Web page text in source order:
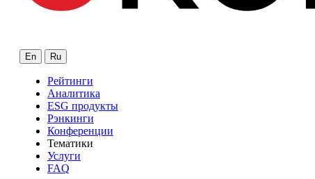
En Ru
Рейтинги
Аналитика
ESG продукты
Рэнкинги
Конференции
Тематики
Услуги
FAQ